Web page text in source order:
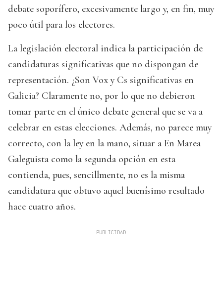
debate soporífero, excesivamente largo y, en fin, muy
poco útil para los electores.
La legislación electoral indica la participación de
candidaturas significativas que no dispongan de
representación. ¿Son Vox y Cs significativas en
Galicia? Claramente no, por lo que no debieron
tomar parte en el único debate general que se va a
celebrar en estas elecciones. Además, no parece muy
correcto, con la ley en la mano, situar a En Marea
Galeguista como la segunda opción en esta
contienda, pues, sencillmente, no es la misma
candidatura que obtuvo aquel buenísimo resultado
hace cuatro años.